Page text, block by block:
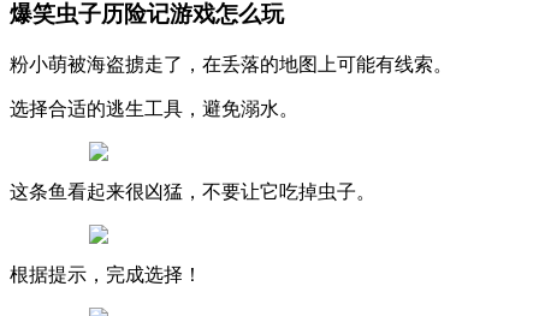
爆笑虫子历险记游戏怎么玩
粉小萌被海盗掳走了，在丢落的地图上可能有线索。
选择合适的逃生工具，避免溺水。
这条鱼看起来很凶猛，不要让它吃掉虫子。
根据提示，完成选择！